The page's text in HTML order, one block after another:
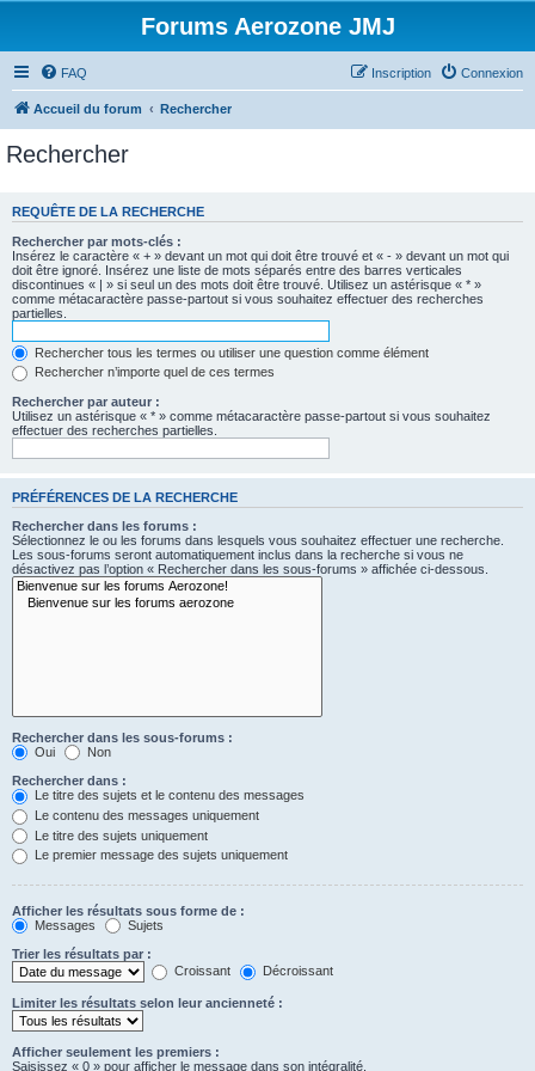
Forums Aerozone JMJ
FAQ Connexion
Inscription
Accueil du forum Rechercher
Rechercher
REQUÊTE DE LA RECHERCHE
Rechercher par mots-clés :
Insérez le caractère « + » devant un mot qui doit être trouvé et « - » devant un mot qui
doit être ignoré. Insérez une liste de mots séparés entre des barres verticales
discontinues « | » si seul un des mots doit être trouvé. Utilisez un astérisque « * »
comme métacaractère passe-partout si vous souhaitez effectuer des recherches
partielles.
Rechercher tous les termes ou utiliser une question comme élément
Rechercher n’importe quel de ces termes
Rechercher par auteur :
Utilisez un astérisque « * » comme métacaractère passe-partout si vous souhaitez
effectuer des recherches partielles.
PRÉFÉRENCES DE LA RECHERCHE
Rechercher dans les forums :
Sélectionnez le ou les forums dans lesquels vous souhaitez effectuer une recherche.
Les sous-forums seront automatiquement inclus dans la recherche si vous ne
désactivez pas l’option « Rechercher dans les sous-forums » affichée ci-dessous.
Rechercher dans les sous-forums :
Oui
Non
Rechercher dans :
Le titre des sujets et le contenu des messages
Le contenu des messages uniquement
Le titre des sujets uniquement
Le premier message des sujets uniquement
Afficher les résultats sous forme de :
Messages
Sujets
Trier les résultats par :
Croissant
Décroissant
Limiter les résultats selon leur ancienneté :
Afficher seulement les premiers :
Saisissez « 0 » pour afficher le message dans son intégralité.